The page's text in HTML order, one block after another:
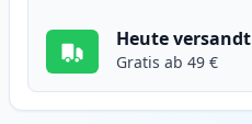
Heute versandt
Gratis ab 49 €